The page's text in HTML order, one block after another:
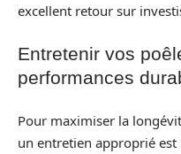
excellent retour sur
Entretenir vos
performances
Pour maximiser la
un entretien approprié